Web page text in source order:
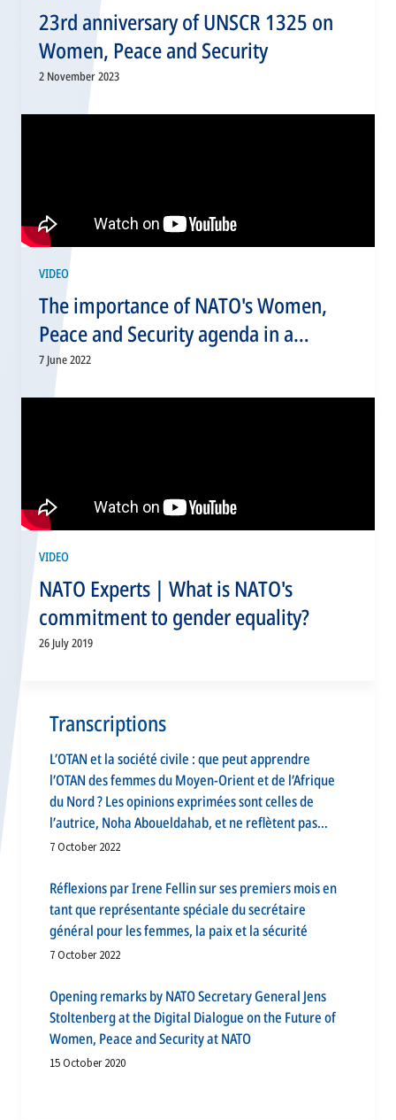
23rd anniversary of UNSCR 1325 on
Women, Peace and Security
2 November 2023
VIDEO
The importance of NATO's Women,
Peace and Security agenda in a
complex security environment
7 June 2022
VIDEO
NATO Experts | What is NATO's
commitment to gender equality?
26 July 2019
Transcriptions
L’OTAN et la société civile : que peut apprendre
l’OTAN des femmes du Moyen-Orient et de l’Afrique
du Nord ? Les opinions exprimées sont celles de
l’autrice, Noha Aboueldahab, et ne reflètent pas
nécessairement le point de vue de l’OTAN ou des
7 October 2022
Réflexions par Irene Fellin sur ses premiers mois en
tant que représentante spéciale du secrétaire
général pour les femmes, la paix et la sécurité
7 October 2022
Opening remarks by NATO Secretary General Jens
Stoltenberg at the Digital Dialogue on the Future of
Women, Peace and Security at NATO
15 October 2020